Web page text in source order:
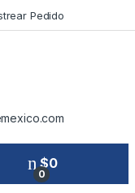
Pedido
0
$0